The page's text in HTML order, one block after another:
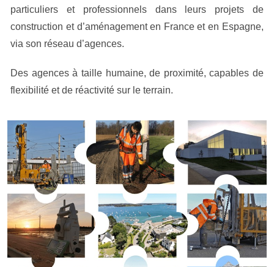
particuliers et professionnels dans leurs projets de
construction et d’aménagement en France et en Espagne,
via son réseau d’agences.
Des agences à taille humaine, de proximité, capables de
flexibilité et de réactivité sur le terrain.